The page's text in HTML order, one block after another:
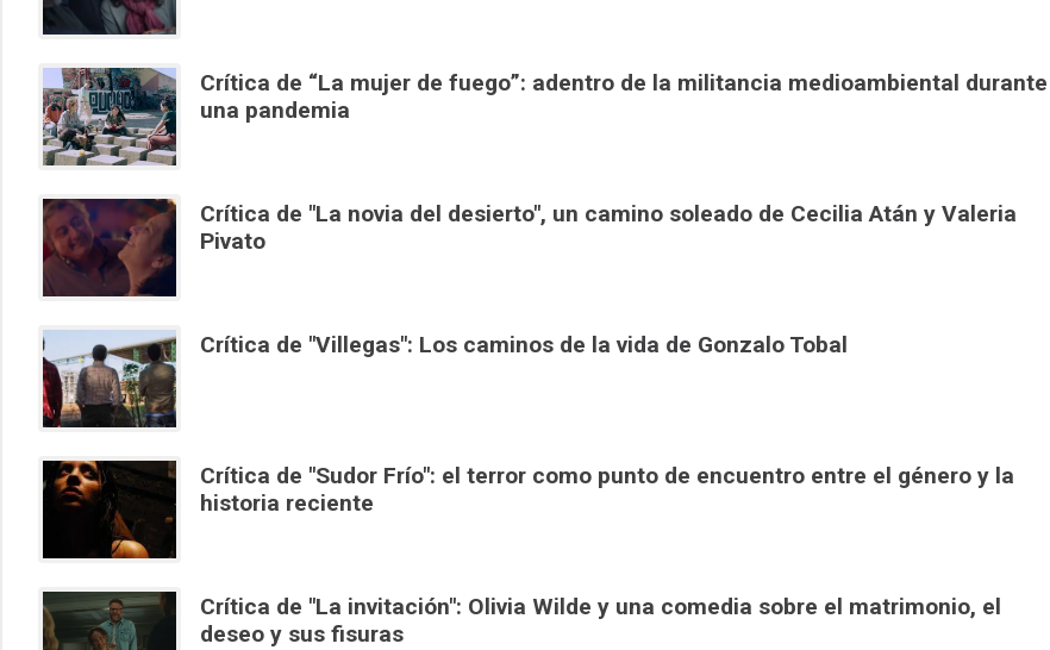
Crítica de “La mujer de fuego”: adentro de la militancia medioambiental durante
una pandemia
Crítica de "La novia del desierto", un camino soleado de Cecilia Atán y Valeria
Pivato
Crítica de "Villegas": Los caminos de la vida de Gonzalo Tobal
Crítica de "Sudor Frío": el terror como punto de encuentro entre el género y la
historia reciente
Crítica de "La invitación": Olivia Wilde y una comedia sobre el matrimonio, el
deseo y sus fisuras